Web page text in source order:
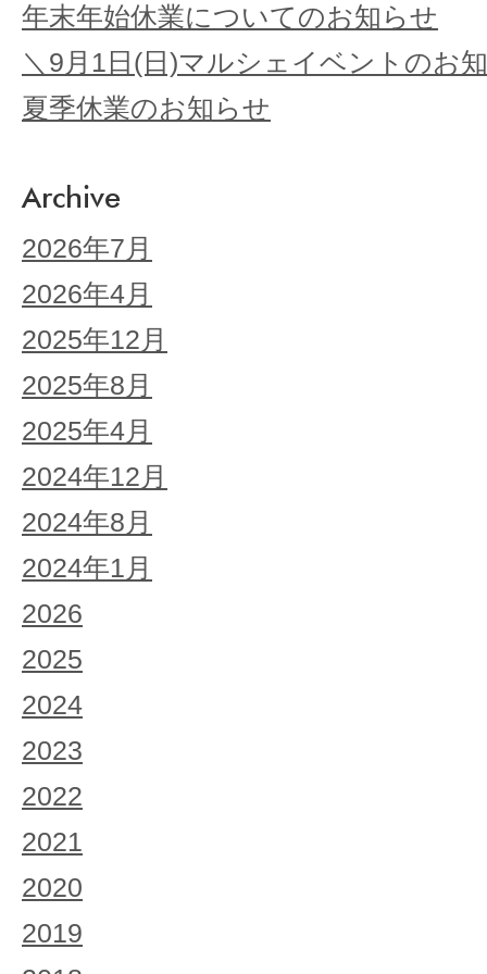
年末年始休業についてのお知らせ
＼9月1日(日)マルシェイベントのお
夏季休業のお知らせ
Archive
2026年7月
2026年4月
2025年12月
2025年8月
2025年4月
2024年12月
2024年8月
2024年1月
2026
2025
2024
2023
2022
2021
2020
2019